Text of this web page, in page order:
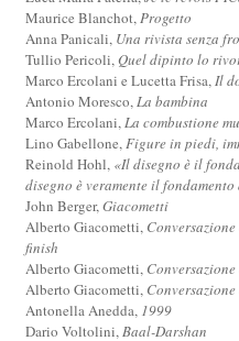
Maurice Blanchot,Progetto
Anna Panicali, Una rivista senza
Tullio Pericoli,Quel dipinto lo
Marco Ercolani e Lucetta Frisa,Il
Antonio Moresco,La bambina
Marco Ercolani,La combustione
Lino Gabellone,Figure in piedi,
Reinold Hohl, «Il disegno è il
disegno è veramente il
John Berger,Giacometti
Alberto Giacometti,
finish
Alberto Giacometti,
Alberto Giacometti,
Antonella Anedda, 1999
Dario Voltolini,Baal-Darshan